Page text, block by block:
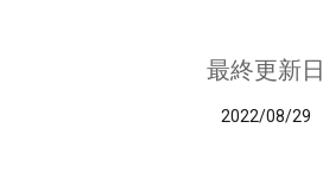
最終更新日
2022/08/29